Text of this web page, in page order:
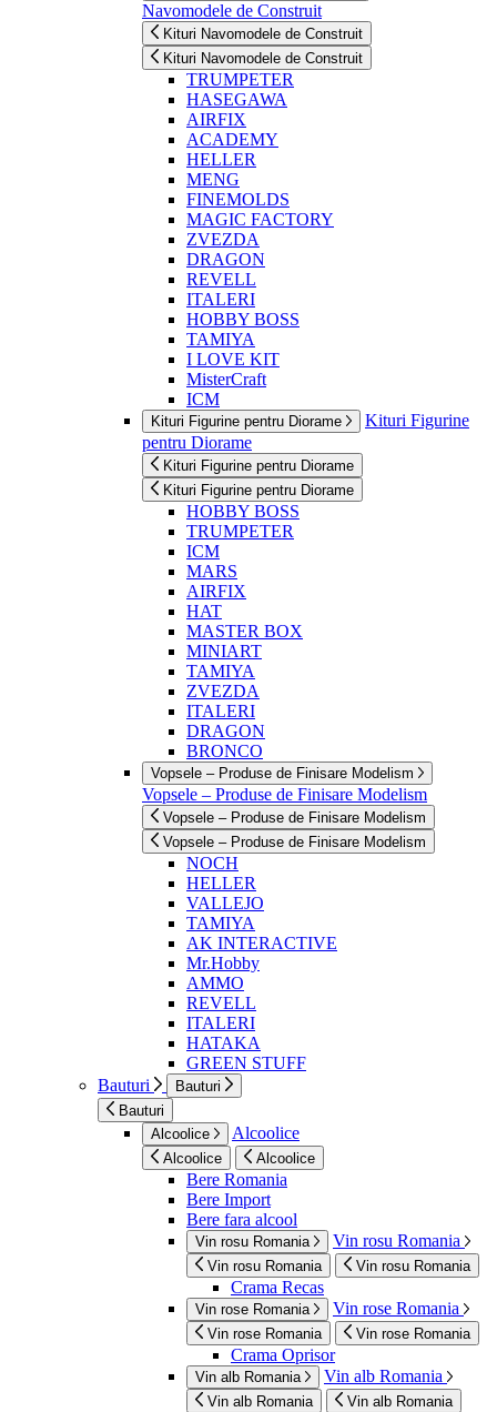
Navomodele de Construit
Kituri Navomodele de Construit
Kituri Navomodele de Construit
TRUMPETER
HASEGAWA
AIRFIX
ACADEMY
HELLER
MENG
FINEMOLDS
MAGIC FACTORY
ZVEZDA
DRAGON
REVELL
ITALERI
HOBBY BOSS
TAMIYA
I LOVE KIT
MisterCraft
ICM
Kituri Figurine pentru Diorame
Kituri Figurine
pentru Diorame
Kituri Figurine pentru Diorame
Kituri Figurine pentru Diorame
HOBBY BOSS
TRUMPETER
ICM
MARS
AIRFIX
HAT
MASTER BOX
MINIART
TAMIYA
ZVEZDA
ITALERI
DRAGON
BRONCO
Vopsele – Produse de Finisare Modelism
Vopsele – Produse de Finisare Modelism
Vopsele – Produse de Finisare Modelism
Vopsele – Produse de Finisare Modelism
NOCH
HELLER
VALLEJO
TAMIYA
AK INTERACTIVE
Mr.Hobby
AMMO
REVELL
ITALERI
HATAKA
GREEN STUFF
Bauturi
Bauturi
Bauturi
Alcoolice
Alcoolice
Alcoolice Alcoolice
Bere Romania
Bere Import
Bere fara alcool
Vin rosu Romania Vin rosu Romania
Vin rosu Romania Vin rosu Romania
Crama Recas
Vin rose Romania Vin rose Romania
Vin rose Romania Vin rose Romania
Crama Oprisor
Vin alb Romania Vin alb Romania
Vin alb Romania Vin alb Romania